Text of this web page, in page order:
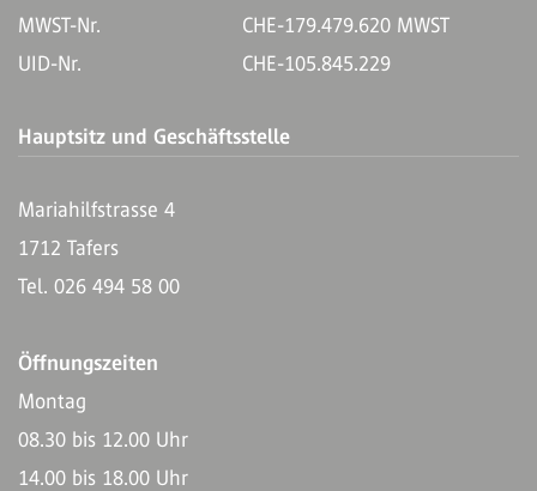
MWST-Nr.
CHE-179.479.620 MWST
UID-Nr.
CHE-105.845.229
Hauptsitz und Geschäftsstelle
Mariahilfstrasse 4
1712 Tafers
Tel. 026 494 58 00
Öffnungszeiten
Montag
08.30 bis 12.00 Uhr
14.00 bis 18.00 Uhr